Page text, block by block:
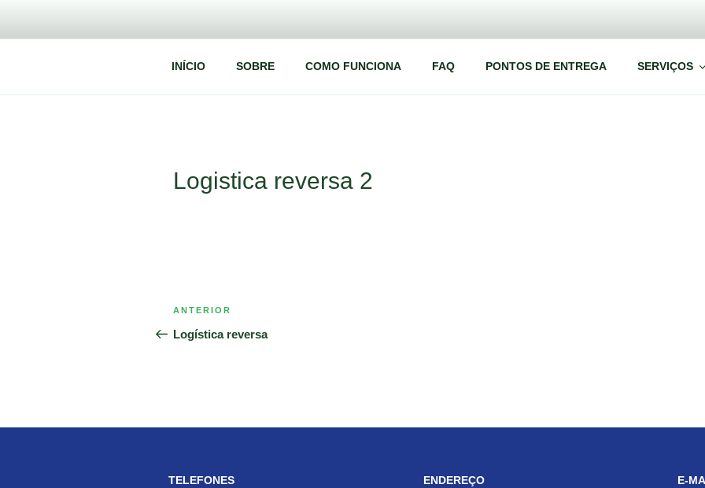
CODEL
Codel – Coleta e descarte de eletrônicos
INÍCIO SOBRE COMO FUNCIONA FAQ PONTOS DE ENTREGA SERVIÇOS
Logistica reversa 2
Navegação
de
Post
anterior
ANTERIOR
Logística reversa
TELEFONES ENDEREÇO E-